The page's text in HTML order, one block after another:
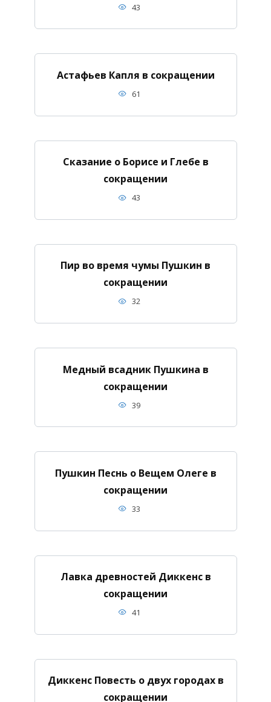
43
Астафьев Капля в сокращении
61
Сказание о Борисе и Глебе в
сокращении
43
Пир во время чумы Пушкин в
сокращении
32
Медный всадник Пушкина в
сокращении
39
Пушкин Песнь о Вещем Олеге в
сокращении
33
Лавка древностей Диккенс в
сокращении
41
Диккенс Повесть о двух городах в
сокращении